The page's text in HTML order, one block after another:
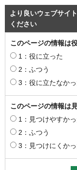
より良いウェブサイ
ください
このページの情報は
1：役に立った
2：ふつう
3：役に立たなか
このページの情報は
1：見つけやすか
2：ふつう
3：見つけにくか